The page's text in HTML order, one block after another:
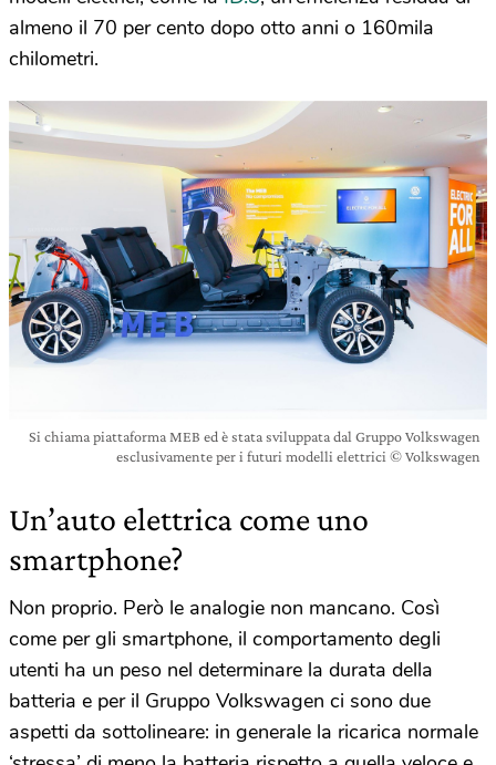
almeno il 70 per cento dopo otto anni o 160mila
chilometri.
Si chiama piattaforma MEB ed è stata sviluppata dal Gruppo Volkswagen
esclusivamente per i futuri modelli elettrici © Volkswagen
Un’auto elettrica come uno
smartphone?
Non proprio. Però le analogie non mancano. Così
come per gli smartphone, il comportamento degli
utenti ha un peso nel determinare la durata della
batteria e per il Gruppo Volkswagen ci sono due
aspetti da sottolineare: in generale la ricarica normale